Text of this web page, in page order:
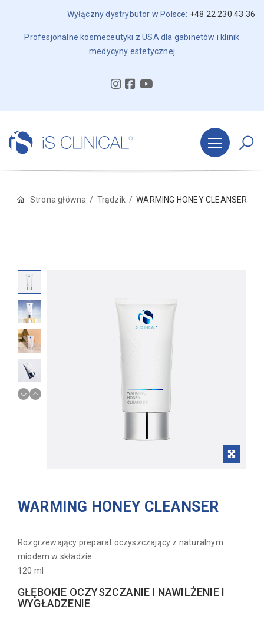
Wyłączny dystrybutor w Polsce: +48 22 230 43 36
Profesjonalne kosmeceutyki z USA dla gabinetów i klinik
medycyny estetycznej
Strona główna Trądzik WARMING HONEY CLEANSER
WARMING HONEY CLEANSER
Rozgrzewający preparat oczyszczający z naturalnym
miodem w składzie
120 ml
GŁĘBOKIE OCZYSZCZANIE I NAWILŻENIE I
WYGŁADZENIE